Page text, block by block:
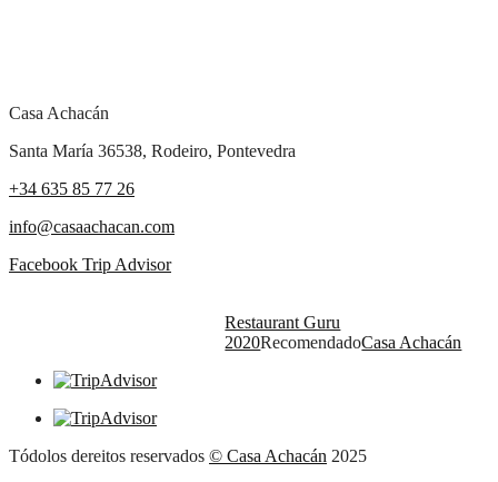
Casa Achacán
Santa María 36538, Rodeiro, Pontevedra
+34 635 85 77 26
info@casaachacan.com
Facebook Trip Advisor
Restaurant Guru
2020RecomendadoCasa Achacán
Tódolos dereitos reservados © Casa Achacán 2025